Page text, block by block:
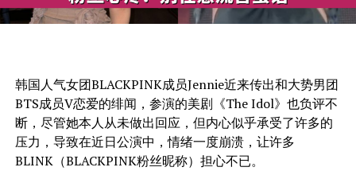
韩国人气女团BLACKPINK成员Jennie近来传出和大势男团
BTS成员V恋爱的绯闻，参演的美剧《The Idol》也负评不
断，尽管她本人从未做出回应，但内心似乎承受了许多的
压力，导致在近日公演中，情绪一度崩溃，让许多
BLINK（BLACKPINK粉丝昵称）担心不已。